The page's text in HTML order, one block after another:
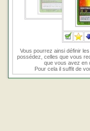
Vous pourrez ainsi définir
possédez, celles que vous
que vous avez en
Pour cela il suffit de